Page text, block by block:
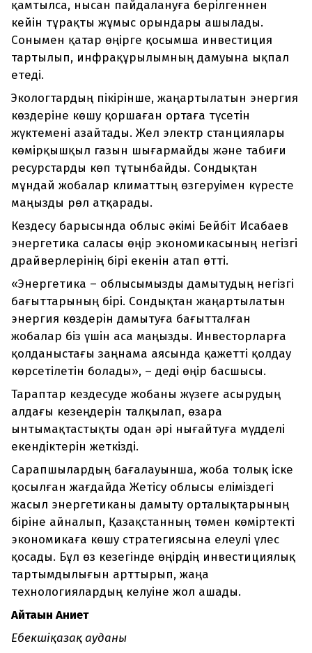
қамтылса, нысан пайдалануға берілгеннен
кейін тұрақты жұмыс орындары ашылады.
Сонымен қатар өңірге қосымша инвестиция
тартылып, инфрақұрылымның дамуына ықпал
етеді.
Экологтардың пікірінше, жаңартылатын энергия
көздеріне көшу қоршаған ортаға түсетін
жүктемені азайтады. Жел электр станциялары
көмірқышқыл газын шығармайды және табиғи
ресурстарды көп тұтынбайды. Сондықтан
мұндай жобалар климаттың өзгеруімен күресте
маңызды рөл атқарады.
Кездесу барысында облыс әкімі Бейбіт Исабаев
энергетика саласы өңір экономикасының негізгі
драйверлерінің бірі екенін атап өтті.
«Энергетика – облысымызды дамытудың негізгі
бағыттарының бірі. Сондықтан жаңартылатын
энергия көздерін дамытуға бағытталған
жобалар біз үшін аса маңызды. Инвесторларға
қолданыстағы заңнама аясында қажетті қолдау
көрсетілетін болады», – деді өңір басшысы.
Тараптар кездесуде жобаны жүзеге асырудың
алдағы кезеңдерін талқылап, өзара
ынтымақтастықты одан әрі нығайтуға мүдделі
екендіктерін жеткізді.
Сарапшылардың бағалауынша, жоба толық іске
қосылған жағдайда Жетісу облысы еліміздегі
жасыл энергетиканы дамыту орталықтарының
біріне айналып, Қазақстанның төмен көміртекті
экономикаға көшу стратегиясына елеулі үлес
қосады. Бұл өз кезегінде өңірдің инвестициялық
тартымдылығын арттырып, жаңа
технологиялардың келуіне жол ашады.
Айтақын Ақниет
Еңбекшіқазақ ауданы